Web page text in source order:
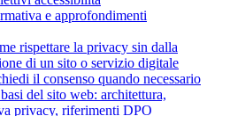
e approfondimenti
rispettare la privacy sin dalla
di un sito o servizio digitale
il consenso quando necessario
del sito web: architettura,
privacy, riferimenti DPO